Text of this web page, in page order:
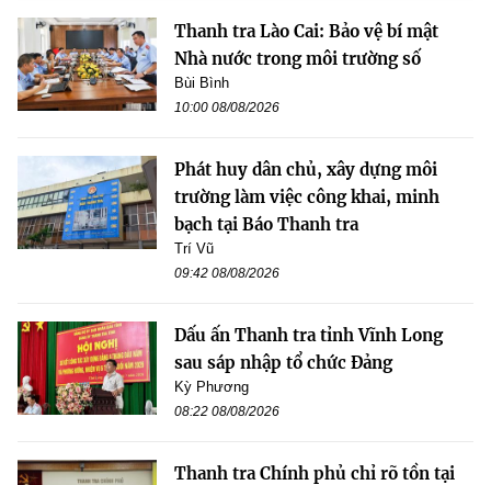
Thanh tra Lào Cai: Bảo vệ bí mật
Nhà nước trong môi trường số
Bùi Bình
10:00 08/08/2026
Phát huy dân chủ, xây dựng môi
trường làm việc công khai, minh
bạch tại Báo Thanh tra
Trí Vũ
09:42 08/08/2026
Dấu ấn Thanh tra tỉnh Vĩnh Long
sau sáp nhập tổ chức Đảng
Kỳ Phương
08:22 08/08/2026
Thanh tra Chính phủ chỉ rõ tồn tại